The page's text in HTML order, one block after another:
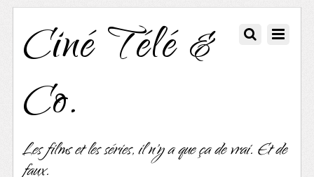
Ciné Télé &
Co.
Les films et les séries, il n'y a que ça de vrai. Et de